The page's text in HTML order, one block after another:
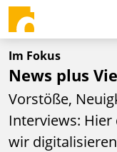
Im Fokus
News plus
Vorstöße,
Interviews:
wir